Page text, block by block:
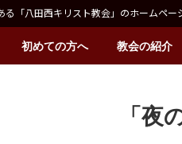
る「八田西キリスト教会」のホームペー
初めての方へ 教会の紹介
「